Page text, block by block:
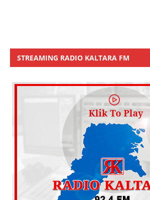
STREAMING RADIO KALTARA FM